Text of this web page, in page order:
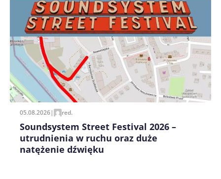
Zapamiętaj moje dane w tej przeglądarce podczas
pisania kolejnych komentarzy.
05.08.2026| red.
Soundsystem Street Festival 2026 –
utrudnienia w ruchu oraz duże
natężenie dźwięku